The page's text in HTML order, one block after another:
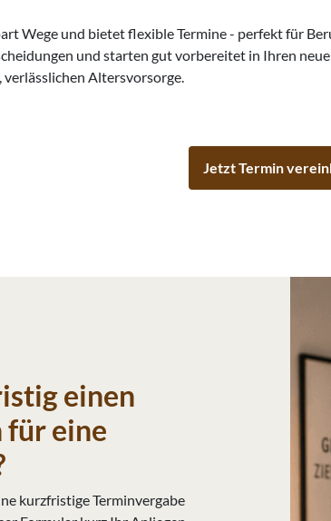
Wege und bietet flexible Termine - perfekt für
und starten gut vorbereitet in Ihren
Altersvorsorge.
Jetzt Termin
einen
eine
kurzfristige Terminvergabe